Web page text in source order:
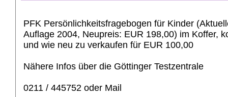
PFK Persönlichkeitsfragebogen für Kinder
Auflage 2004, Neupreis: EUR 198,00) im Koffer,
und wie neu zu verkaufen für EUR 100,00
Nähere Infos über die Göttinger Testzentrale
0211 / 445752 oder Mail